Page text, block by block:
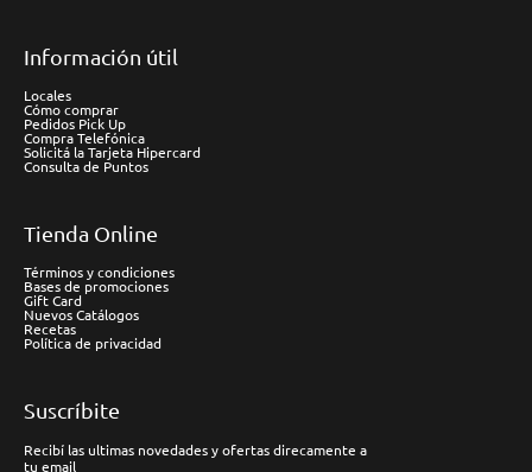
Información útil
Locales
Cómo comprar
Pedidos Pick Up
Compra Telefónica
Solicitá la Tarjeta Hipercard
Consulta de Puntos
Tienda Online
Términos y condiciones
Bases de promociones
Gift Card
Nuevos Catálogos
Recetas
Política de privacidad
Suscríbite
Recibí las ultimas novedades y ofertas direcamente a
tu email